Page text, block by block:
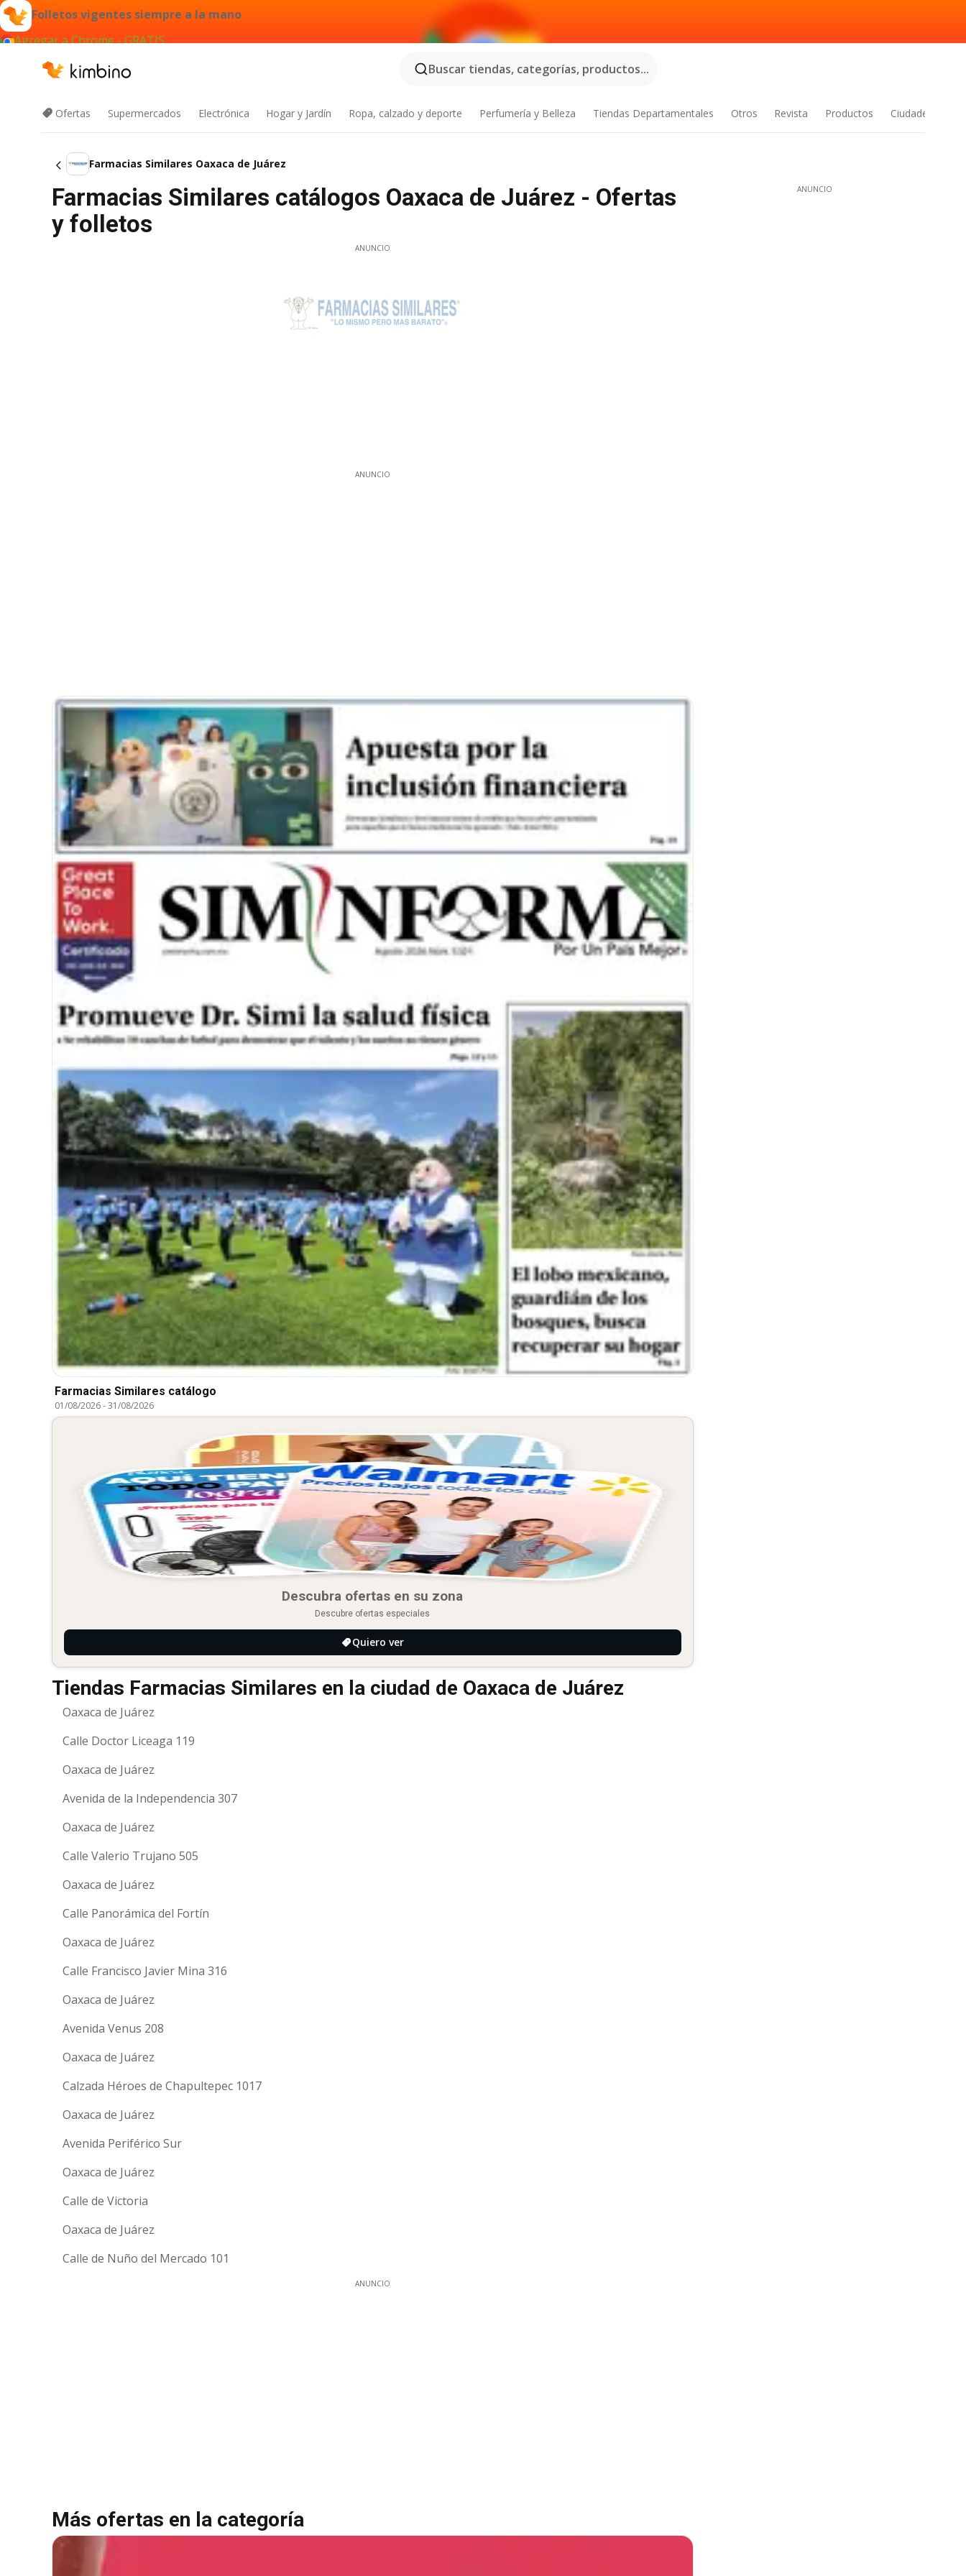
Folletos vigentes siempre a la mano
Agregar a Chrome - GRATIS
Buscar tiendas, categorías, productos...
Ofertas Supermercados Electrónica Hogar y Jardín Ropa, calzado y deporte Perfumería y Belleza Tiendas Departamentales Otros Revista Productos Ciudades
Farmacias Similares Oaxaca de Juárez
Farmacias Similares catálogos Oaxaca de Juárez - Ofertas
y folletos
ANUNCIO
ANUNCIO
Farmacias Similares catálogo
01/08/2026-31/08/2026
Descubra ofertas en su zona
Descubre ofertas especiales
Quiero ver
Tiendas Farmacias Similares en la ciudad de Oaxaca de Juárez
Oaxaca de Juárez
Calle Doctor Liceaga 119
Oaxaca de Juárez
Avenida de la Independencia 307
Oaxaca de Juárez
Calle Valerio Trujano 505
Oaxaca de Juárez
Calle Panorámica del Fortín
Oaxaca de Juárez
Calle Francisco Javier Mina 316
Oaxaca de Juárez
Avenida Venus 208
Oaxaca de Juárez
Calzada Héroes de Chapultepec 1017
Oaxaca de Juárez
Avenida Periférico Sur
Oaxaca de Juárez
Calle de Victoria
Oaxaca de Juárez
Calle de Nuño del Mercado 101
ANUNCIO
Más ofertas en la categoría
ANUNCIO